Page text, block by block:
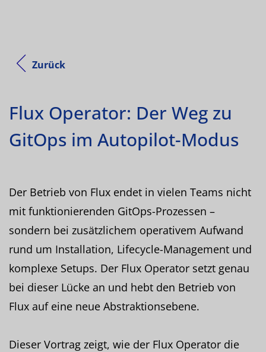
Zurück
Flux Operator: Der Weg zu
GitOps im Autopilot-Modus
Der Betrieb von Flux endet in vielen Teams nicht
mit funktionierenden GitOps-Prozessen –
sondern bei zusätzlichem operativem Aufwand
rund um Installation, Lifecycle-Management und
komplexe Setups. Der Flux Operator setzt genau
bei dieser Lücke an und hebt den Betrieb von
Flux auf eine neue Abstraktionsebene.
Dieser Vortrag zeigt, wie der Flux Operator die